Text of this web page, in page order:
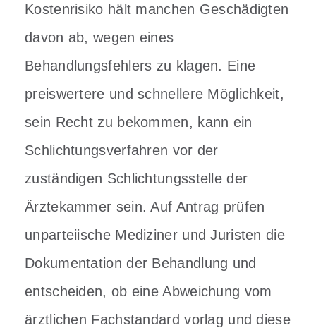
Kostenrisiko hält manchen Geschädigten
davon ab, wegen eines
Behandlungsfehlers zu klagen. Eine
preiswertere und schnellere Möglichkeit,
sein Recht zu bekommen, kann ein
Schlichtungsverfahren vor der
zuständigen Schlichtungsstelle der
Ärztekammer sein. Auf Antrag prüfen
unparteiische Mediziner und Juristen die
Dokumentation der Behandlung und
entscheiden, ob eine Abweichung vom
ärztlichen Fachstandard vorlag und diese